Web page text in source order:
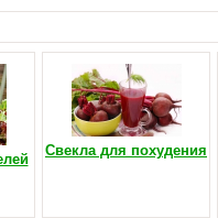
Свекла для похудения